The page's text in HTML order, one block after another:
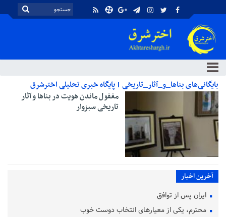
بایگانی‌های بناها_و_آثار_تاریخی | پایگاه خبری تحلیلی اخترشرق
مغفول ماندن هویت در بناها و آثار
تاریخی سبزوار
آخرین اخبار
ایران پس از توافق
محترم، یکی از معیارهای انتخاب دوست خوب